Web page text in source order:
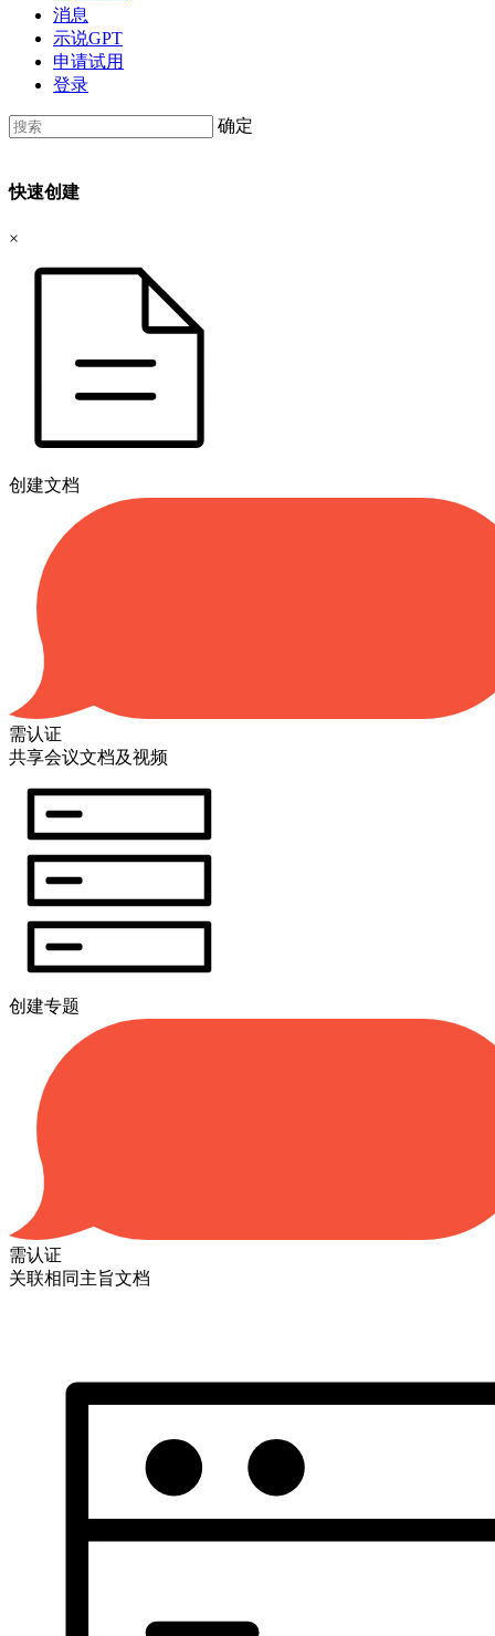
消息
示说GPT
申请试用
登录
确定
快速创建
×
创建文档
需认证
共享会议文档及视频
创建专题
需认证
关联相同主旨文档